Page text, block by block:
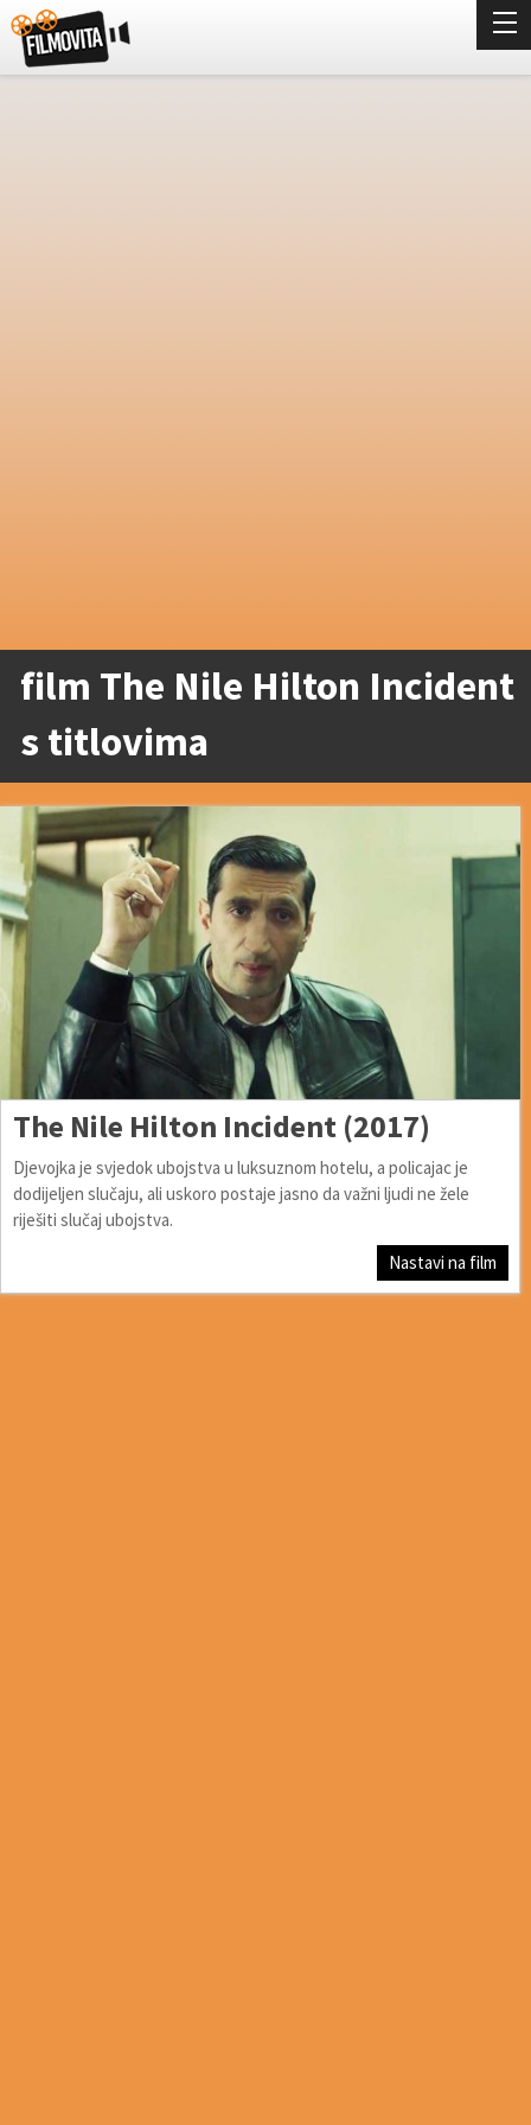
film The Nile Hilton Incident
s titlovima
The Nile Hilton Incident (2017)
Djevojka je svjedok ubojstva u luksuznom hotelu, a policajac je
dodijeljen slučaju, ali uskoro postaje jasno da važni ljudi ne žele
riješiti slučaj ubojstva.
Nastavi na film